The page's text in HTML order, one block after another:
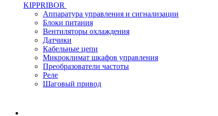
KIPPRIBOR
Аппаратура управления и сигнализации
Блоки питания
Вентиляторы охлаждения
Датчики
Кабельные цепи
Микроклимат шкафов управления
Преобразователи частоты
Реле
Шаговый привод